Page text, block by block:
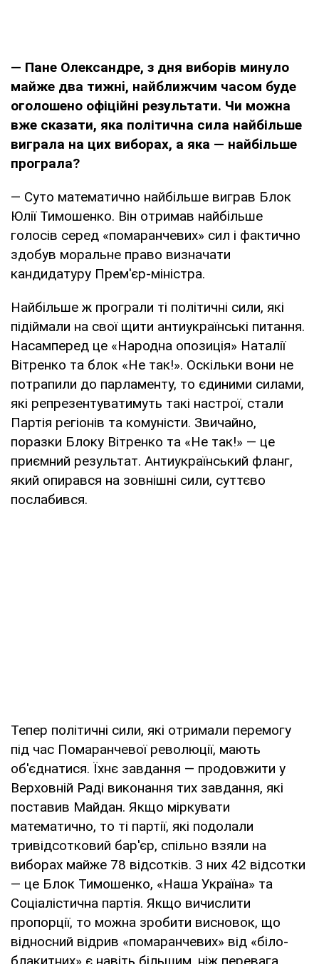
— Пане Олександре, з дня виборів минуло
майже два тижнi, найближчим часом буде
оголошено офіційні результати. Чи можна
вже сказати, яка політична сила найбільше
виграла на цих виборах, а яка — найбільше
програла?
— Суто математично найбільше виграв Блок
Юлії Тимошенко. Він отримав найбільше
голосів серед «помаранчевих» сил і фактично
здобув моральне право визначати
кандидатуру Прем'єр-міністра.
Найбільше ж програли ті політичні сили, які
підіймали на свої щити антиукраїнські питання.
Насамперед це «Народна опозиція» Наталії
Вітренко та блок «Не так!». Оскільки вони не
потрапили до парламенту, то єдиними силами,
які репрезентуватимуть такі настрої, стали
Партія регіонів та комуністи. Звичайно,
поразки Блоку Вітренко та «Не так!» — це
приємний результат. Антиукраїнський фланг,
який опирався на зовнішні сили, суттєво
послабився.
Тепер політичні сили, які отримали перемогу
під час Помаранчевої революції, мають
об'єднатися. Їхнє завдання — продовжити у
Верховній Раді виконання тих завдання, які
поставив Майдан. Якщо міркувати
математично, то ті партії, які подолали
тривідсотковий бар'єр, спільно взяли на
виборах майже 78 відсотків. З них 42 відсотки
— це Блок Тимошенко, «Наша Україна» та
Соціалістична партія. Якщо вичислити
пропорції, то можна зробити висновок, що
відносний відрив «помаранчевих» від «біло-
блакитних» є навіть більшим, ніж перевага